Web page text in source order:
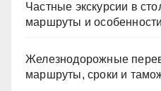
Частные экскурсии в
маршруты и
Железнодорожные
маршруты, сроки и